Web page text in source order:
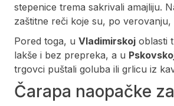
stepenice trema sakrivali amajliju.
zaštitne reči koje su, po
Pored toga, u Vladimirskoj oblasti
lakše i bez prepreka, a u
trgovci puštali goluba ili grlicu iz
Čarapa naopačke